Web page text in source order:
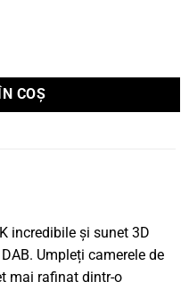
X2800H DAB
COȘ
incredibile și sunet 3D
Umpleți camerele de
mai rafinat dintr-o